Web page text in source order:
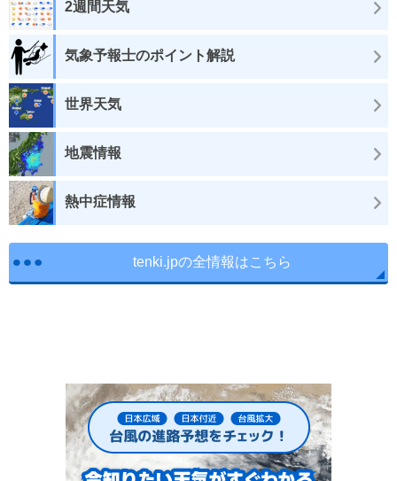
2週間天気
気象予報士のポイント解説
世界天気
地震情報
熱中症情報
tenki.jpの全情報はこちら